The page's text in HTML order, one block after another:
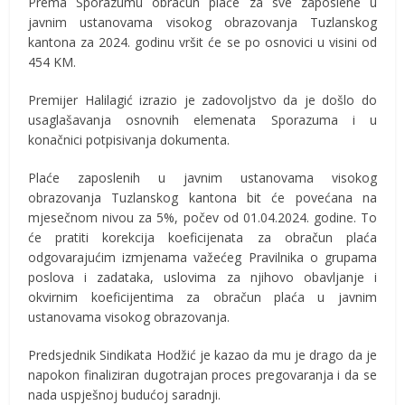
javnim ustanovama visokog obrazovanja Tuzlanskog
kantona za 2024. godinu vršit će se po osnovici u visini od
454 KM.
Premijer Halilagić izrazio je zadovoljstvo da je došlo do
usaglašavanja osnovnih elemenata Sporazuma i u
konačnici potpisivanja dokumenta.
Plaće zaposlenih u javnim ustanovama visokog
obrazovanja Tuzlanskog kantona bit će povećana na
mjesečnom nivou za 5%, počev od 01.04.2024. godine. To
će pratiti korekcija koeficijenata za obračun plaća
odgovarajućim izmjenama važećeg Pravilnika o grupama
poslova i zadataka, uslovima za njihovo obavljanje i
okvirnim koeficijentima za obračun plaća u javnim
ustanovama visokog obrazovanja.
Predsjednik Sindikata Hodžić je kazao da mu je drago da je
napokon finaliziran dugotrajan proces pregovaranja i da se
nada uspješnoj budućoj saradnji.